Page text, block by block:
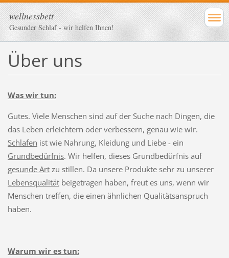
wellnessbett
Gesunder Schlaf - wir helfen Ihnen!
Über uns
Was wir tun:
Gutes. Viele Menschen sind auf der Suche nach Dingen, die
das Leben erleichtern oder verbessern, genau wie wir.
Schlafen ist wie Nahrung, Kleidung und Liebe - ein
Grundbedürfnis. Wir helfen, dieses Grundbedürfnis auf
gesunde Artzu stillen. Da unsere Produkte sehr zu unserer
Lebensqualitätbeigetragen haben, freut es uns, wenn wir
Menschen treffen, die einen ähnlichen Qualitätsanspruch
haben.
Warum wir es tun: